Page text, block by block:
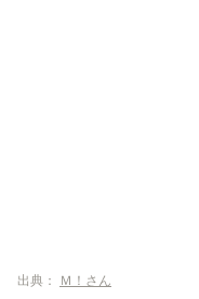
出典： Ｍ！さん